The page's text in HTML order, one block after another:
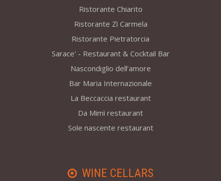
Ristorante Chiarito
Ristorante Zì Carmela
Ristorante Pietratorcia
Sarace' - Restaurant & Cocktail Bar
Nascondiglio dell’amore
Bar Maria Internazionale
La Beccaccia restaurant
Da Mimì restaurant
Sole nascente restaurant
WINE CELLARS